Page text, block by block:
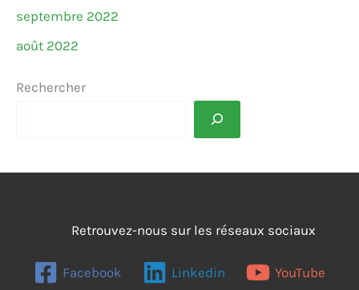
septembre 2022
août 2022
Rechercher
Retrouvez-nous sur les réseaux sociaux
Facebook Linkedin YouTube